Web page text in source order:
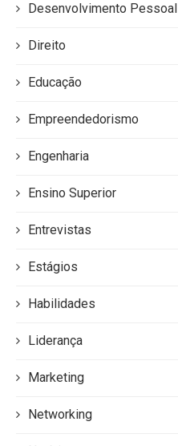
Desenvolvimento Pessoal
Direito
Educação
Empreendedorismo
Engenharia
Ensino Superior
Entrevistas
Estágios
Habilidades
Liderança
Marketing
Networking